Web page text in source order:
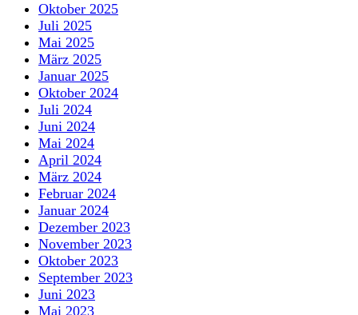
Oktober 2025
Juli 2025
Mai 2025
März 2025
Januar 2025
Oktober 2024
Juli 2024
Juni 2024
Mai 2024
April 2024
März 2024
Februar 2024
Januar 2024
Dezember 2023
November 2023
Oktober 2023
September 2023
Juni 2023
Mai 2023